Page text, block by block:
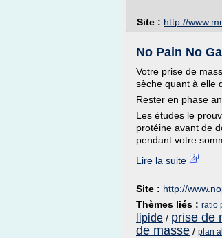
Site : http://
No Pain No
Votre prise de
sèche quant à elle
Rester en phase
Les études le
protéine avant de
pendant votre
Lire la suite
Site : http://
Thèmes liés : ratio
lipide / prise de
de masse / plan